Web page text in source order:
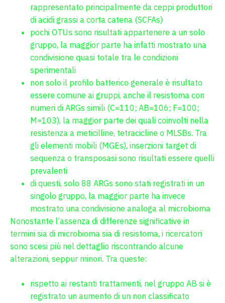
rappresentato principalmente da ceppi produttori
di acidi grassi a corta catena (SCFAs)
pochi OTUs sono risultati appartenere a un solo
gruppo, la maggior parte ha infatti mostrato una
condivisione quasi totale tra le condizioni
sperimentali
non solo il profilo batterico generale è risultato
essere comune ai gruppi, anche il resistoma con
numeri di ARGs simili (C=110; AB=106; F=100;
M=103), la maggior parte dei quali coinvolti nella
resistenza a meticilline, tetracicline o MLSBs. Tra
gli elementi mobili (MGEs), inserzioni target di
sequenza o transposasi sono risultati essere quelli
prevalenti
di questi, solo 88 ARGs sono stati registrati in un
singolo gruppo, la maggior parte ha invece
mostrato una condivisione analoga al microbioma
Nonostante l’assenza di differenze significative in
termini sia di microbioma sia di resistoma, i ricercatori
sono scesi più nel dettaglio riscontrando alcune
alterazioni, seppur minori. Tra queste:
rispetto ai restanti trattamenti, nel gruppo AB si è
registrato un aumento di un non classificato